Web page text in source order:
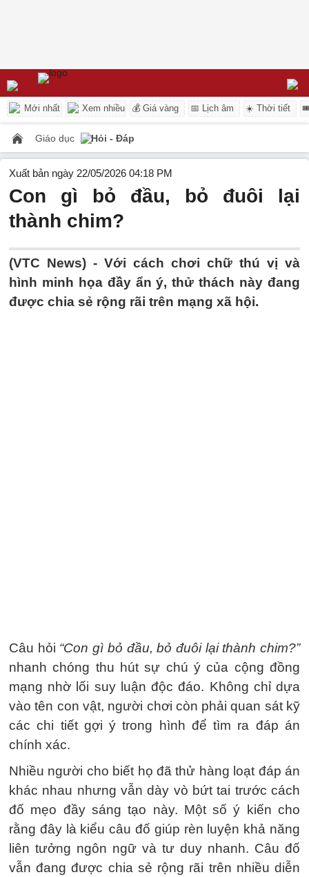
Mới nhất Xem nhiều 💰 Giá vàng 📅 Lịch âm ☀️ Thời tiết
Giáo dục Hỏi - Đáp
Xuất bản ngày 22/05/2026 04:18 PM
Con gì bỏ đầu, bỏ đuôi lại
thành chim?
(VTC News) - Với cách chơi chữ thú vị và
hình minh họa đầy ẩn ý, thử thách này đang
được chia sẻ rộng rãi trên mạng xã hội.
Câu hỏi “Con gì bỏ đầu, bỏ đuôi lại thành chim?”
nhanh chóng thu hút sự chú ý của cộng đồng
mạng nhờ lối suy luận độc đáo. Không chỉ dựa
vào tên con vật, người chơi còn phải quan sát kỹ
các chi tiết gợi ý trong hình để tìm ra đáp án
chính xác.
Nhiều người cho biết họ đã thử hàng loạt đáp án
khác nhau nhưng vẫn dày vò bứt tai trước cách
đố mẹo đầy sáng tạo này. Một số ý kiến cho
rằng đây là kiểu câu đố giúp rèn luyện khả năng
liên tưởng ngôn ngữ và tư duy nhanh. Câu đố
vẫn đang được chia sẻ rộng rãi trên nhiều diễn